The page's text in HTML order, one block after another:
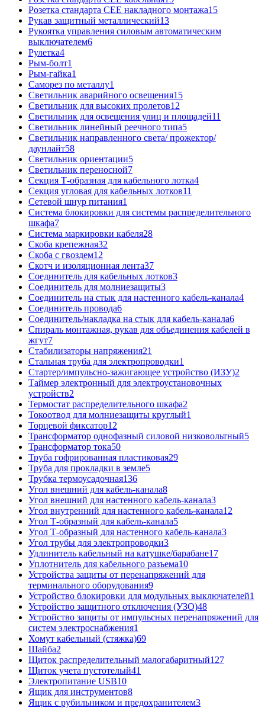
Розетка стандарта СЕЕ накладного монтажа15
Рукав защитный металлический13
Рукоятка управления силовым автоматическим
выключателем6
Рулетка4
Рым-болт1
Рым-гайка1
Саморез по металлу1
Светильник аварийного освещения15
Светильник для высоких пролетов12
Светильник для освещения улиц и площадей11
Светильник линейный реечного типа5
Светильник направленного света/ прожектор/
даунлайт58
Светильник ориентации5
Светильник переносной7
Секция Т-образная для кабельного лотка4
Секция угловая для кабельных лотков11
Сетевой шнур питания1
Система блокировки для системы распределительного
шкафа7
Система маркировки кабеля28
Скоба крепежная32
Скоба с гвоздем12
Скотч и изоляционная лента37
Соединитель для кабельных лотков3
Соединитель для молниезащиты3
Соединитель на стык для настенного кабель-канала4
Соединитель провода6
Соединитель/накладка на стык для кабель-канала6
Спираль монтажная, рукав для объединения кабелей в
жгут7
Стабилизаторы напряжения21
Стальная труба для электропроводки1
Стартер/импульсно-зажигающее устройство (ИЗУ)2
Таймер электронный для электроустановочных
устройств2
Термостат распределительного шкафа2
Токоотвод для молниезащиты круглый1
Торцевой фиксатор12
Трансформатор однофазный силовой низковольтный5
Трансформатор тока50
Труба гофрированная пластиковая29
Труба для прокладки в земле5
Трубка термоусадочная136
Угол внешний для кабель-канала8
Угол внешний для настенного кабель-канала3
Угол внутренний для настенного кабель-канала12
Угол Т-образный для кабель-канала5
Угол Т-образный для настенного кабель-канала3
Угол трубы для электропроводки3
Удлинитель кабельный на катушке/барабане17
Уплотнитель для кабельного разъема10
Устройства защиты от перенапряжений для
терминального оборудования9
Устройство блокировки для модульных выключателей1
Устройство защитного отключения (УЗО)48
Устройство защиты от импульсных перенапряжений для
систем электроснабжения1
Хомут кабельный (стяжка)69
Шайба2
Щиток распределительный малогабаритный127
Щиток учета пустотелый41
Электропитание USB10
Ящик для инструментов8
Ящик с рубильником и предохранителем3